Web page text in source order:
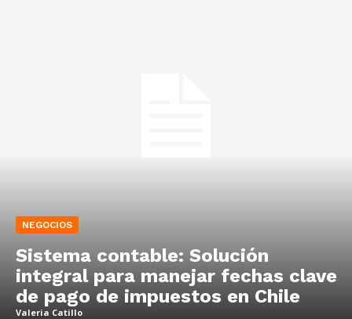
NEGOCIOS
Sistema contable: Solución
integral para manejar fechas clave
de pago de impuestos en Chile
Valeria Catillo